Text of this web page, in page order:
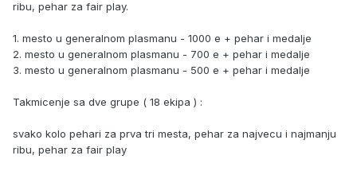
ribu, pehar za fair play.
1. mesto u generalnom plasmanu - 1000 e + pehar i medalje
2. mesto u generalnom plasmanu - 700 e + pehar i medalje
3. mesto u generalnom plasmanu - 500 e + pehar i medalje
Takmicenje sa dve grupe ( 18 ekipa ) :
svako kolo pehari za prva tri mesta, pehar za najvecu i najmanju
ribu, pehar za fair play